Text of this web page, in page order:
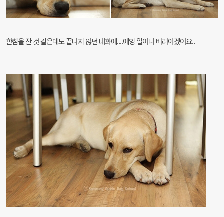
한참을 잔 것 같은데도 끝나지 않던 대화에....에잉 일어나 버려야겠어요..